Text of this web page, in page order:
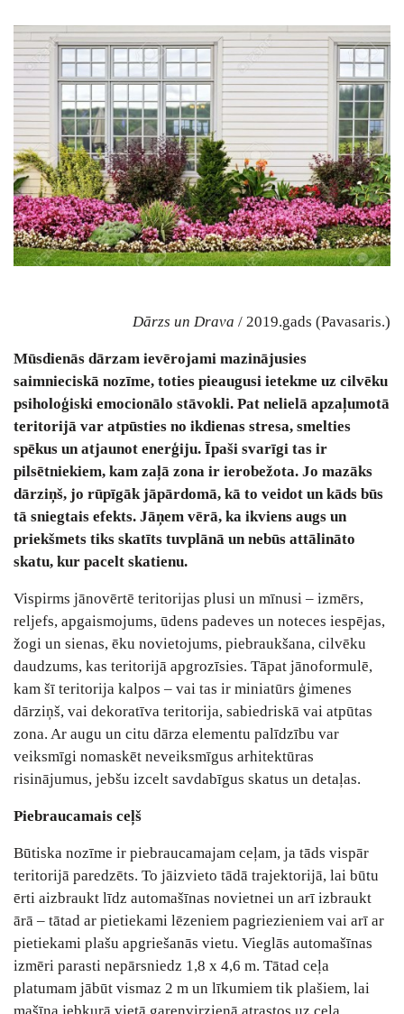
Dārzs un Drava / 2019.gads (Pavasaris.)
Mūsdienās dārzam ievērojami mazinājusies
saimnieciskā nozīme, toties pieaugusi ietekme uz cilvēku
psiholoģiski emocionālo stāvokli. Pat nelielā apzaļumotā
teritorijā var atpūsties no ikdienas stresa, smelties
spēkus un atjaunot enerģiju. Īpaši svarīgi tas ir
pilsētniekiem, kam zaļā zona ir ierobežota. Jo mazāks
dārziņš, jo rūpīgāk jāpārdomā, kā to veidot un kāds būs
tā sniegtais efekts. Jāņem vērā, ka ikviens augs un
priekšmets tiks skatīts tuvplānā un nebūs attālināto
skatu, kur pacelt skatienu.
Vispirms jānovērtē teritorijas plusi un mīnusi – izmērs,
reljefs, apgaismojums, ūdens padeves un noteces iespējas,
žogi un sienas, ēku novietojums, piebraukšana, cilvēku
daudzums, kas teritorijā apgrozīsies. Tāpat jānoformulē,
kam šī teritorija kalpos – vai tas ir miniatūrs ģimenes
dārziņš, vai dekoratīva teritorija, sabiedriskā vai atpūtas
zona. Ar augu un citu dārza elementu palīdzību var
veiksmīgi nomaskēt neveiksmīgus arhitektūras
risinājumus, jebšu izcelt savdabīgus skatus un detaļas.
Piebraucamais ceļš
Būtiska nozīme ir piebraucamajam ceļam, ja tāds vispār
teritorijā paredzēts. To jāizvieto tādā trajektorijā, lai būtu
ērti aizbraukt līdz automašīnas novietnei un arī izbraukt
ārā – tātad ar pietiekami lēzeniem pagriezieniem vai arī ar
pietiekami plašu apgriešanās vietu. Vieglās automašīnas
izmēri parasti nepārsniedz 1,8 x 4,6 m. Tātad ceļa
platumam jābūt vismaz 2 m un līkumiem tik plašiem, lai